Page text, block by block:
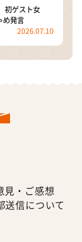
初ゲスト女
め発言
2026.07.10
見・ご感想
送信について